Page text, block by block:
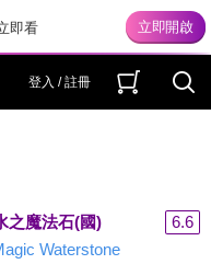
即看
登入 / 註冊
之魔法石(國)
6.6
Waterstone